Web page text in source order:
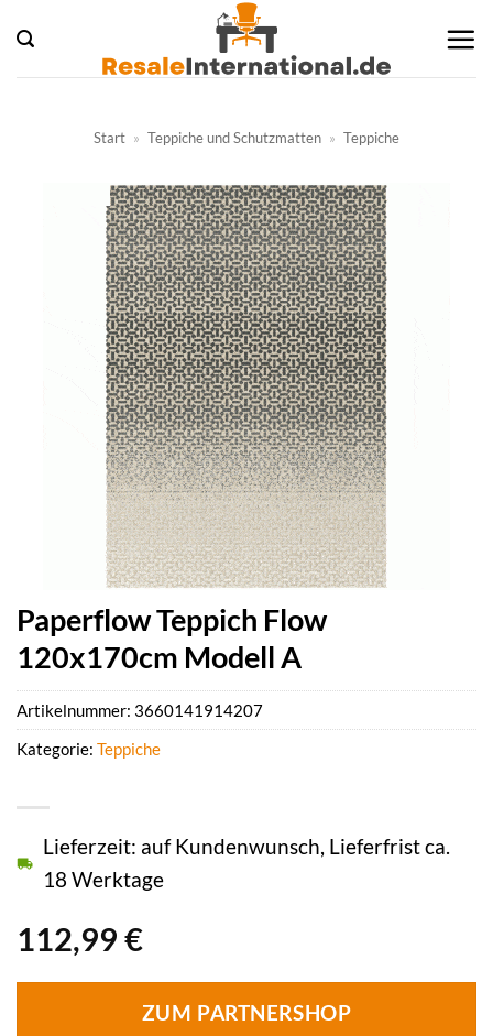
Inhalt
springen
Start » Teppiche und Schutzmatten » Teppiche
Paperflow Teppich Flow
120x170cm Modell A
112,99 €
Lieferzeit: auf Kundenwunsch, Lieferfrist ca.
18 Werktage
ZUM PARTNERSHOP
Artikelnummer: 3660141914207
Kategorie: Teppiche